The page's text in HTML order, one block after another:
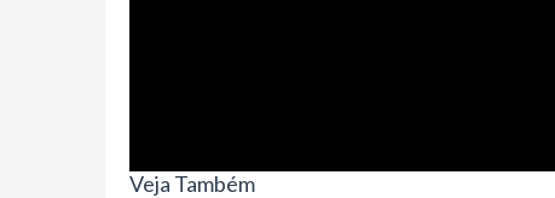
Veja Também